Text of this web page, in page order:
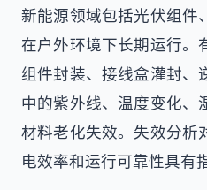
新能源领域包括光伏组件
在户外环境下长期运行。
组件封装、接线盒灌封、
中的紫外线、温度变化、
材料老化失效。失效分析
电效率和运行可靠性具有